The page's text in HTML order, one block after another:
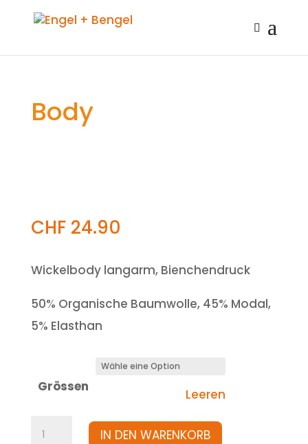
Body
CHF24.90
Wickelbody langarm, Bienchendruck
50% Organische Baumwolle, 45% Modal,
5% Elasthan
Grössen
Leeren
Body
IN DEN WARENKORB